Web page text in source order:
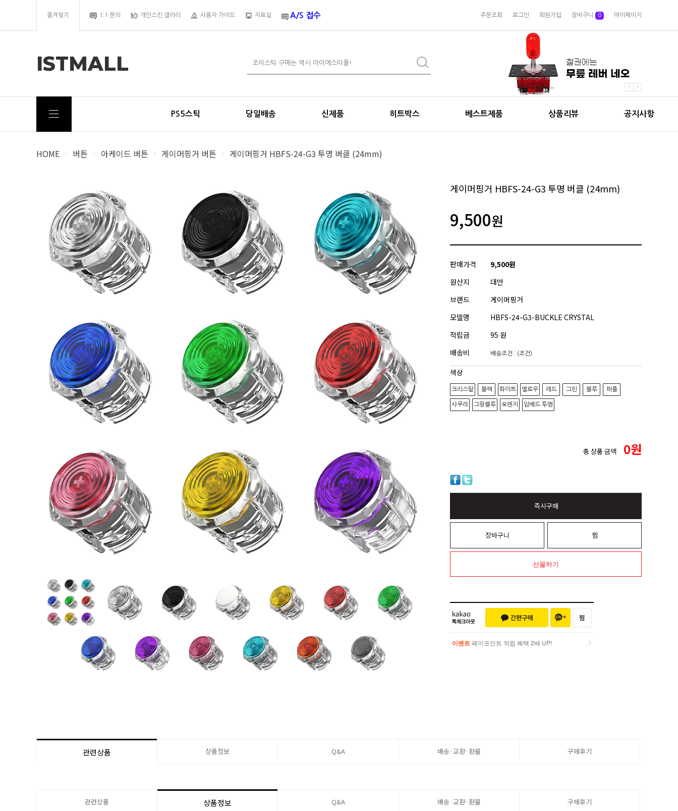
즐겨찾기 1:1 문의 개인스킨 갤러리 사용자 가이드 자료실 A/S 접수 주문조회 로그인 회원가입 장바구니 0 마이페이지
ISTMALL
PS5스틱 당일배송 신제품 히트박스 베스트제품 상품리뷰 공지사항
HOME > 버튼 > 아케이드 버튼 > 게이머핑거 버튼 > 게이머핑거 HBFS-24-G3 투명 버클 (24mm)
게이머핑거 HBFS-24-G3 투명 버클 (24mm)
9,500원
판매가격
9,500원
원산지
대만
브랜드
게이머핑거
모델명
HBFS-24-G3-BUCKLE CRYSTAL
적립금
95 원
배송비
배송조건 : (조건)
색상
크리스탈 블랙 화이트 옐로우 레드 그린 블루 퍼플
사쿠라 그랑블루 오렌지 임베드 투명
총 상품 금액 0원
즉시구매
장바구니 찜
선물하기
이벤트 페이포인트 적립 혜택 2배 UP!
관련상품 상품정보 Q&A 배송·교환·환불 구매후기
관련상품 상품정보 Q&A 배송·교환·환불 구매후기